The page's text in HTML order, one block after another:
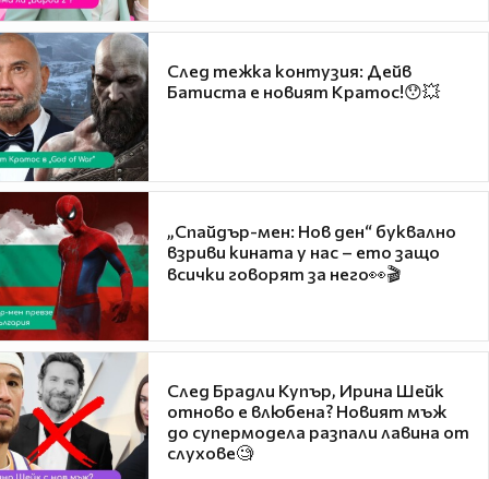
След тежка контузия: Дейв
Батиста е новият Кратос!😯💥
„Спайдър-мен: Нов ден“ буквално
взриви кината у нас – ето защо
всички говорят за него👀🎬
След Брадли Купър, Ирина Шейк
отново е влюбена? Новият мъж
до супермодела разпали лавина от
слухове🧐